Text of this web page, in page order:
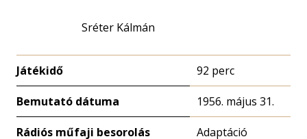
Sréter Kálmán
Játékidő 92 perc
Bemutató dátuma 1956. május 31.
Rádiós műfaji besorolás
Adaptáció